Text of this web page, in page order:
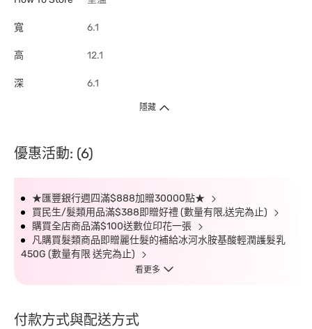
寬 6.1
高 12.1
深 6.1
隱藏
優惠活動: (6)
★匯豐銀行週四滿$888加贈30000點★
買民生/髮類用品滿$388即贈好禮 (數量有限,送完為止)
購買全店商品滿$100送數位印花一張
凡購買髮類商品即贈麗仕髮的補給冰河水胺基酸輕潤護髮乳
450G (數量有限 送完為止)
看更多
付款方式與配送方式